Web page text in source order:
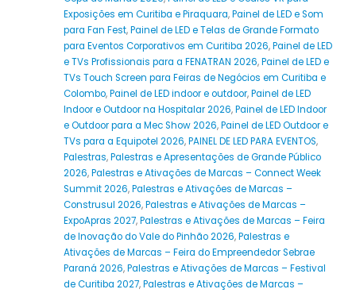
Exposições em Curitiba e Piraquara,Painel de LED e Som
para Fan Fest,Painel de LED e Telas de Grande Formato
para Eventos Corporativos em Curitiba 2026,Painel de LED
e TVs Profissionais para a FENATRAN 2026,Painel de LED e
TVs Touch Screen para Feiras de Negócios em Curitiba e
Colombo,Painel de LED indoor e outdoor,Painel de LED
Indoor e Outdoor na Hospitalar 2026,Painel de LED Indoor
e Outdoor para a Mec Show 2026,Painel de LED Outdoor e
TVs para a Equipotel 2026,PAINEL DE LED PARA EVENTOS,
Palestras,Palestras e Apresentações de Grande Público
2026,Palestras e Ativações de Marcas – Connect Week
Summit 2026,Palestras e Ativações de Marcas –
Construsul 2026,Palestras e Ativações de Marcas –
ExpoApras 2027,Palestras e Ativações de Marcas – Feira
de Inovação do Vale do Pinhão 2026,Palestras e
Ativações de Marcas – Feira do Empreendedor Sebrae
Paraná 2026,Palestras e Ativações de Marcas – Festival
de Curitiba 2027,Palestras e Ativações de Marcas –